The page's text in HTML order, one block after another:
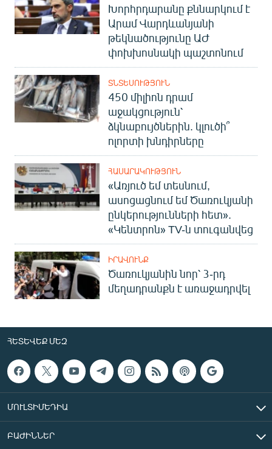
Խորհրդարանը քննարկում է
Արամ Վարդևանյանի
թեկնածությունը ԱԺ
փոխխոսնակի պաշտոնում
ՏՆՏԵՍՈՒԹՅՈՒՆ
450 միլիոն դրամ
աջակցություն՝
ձկնաբույծներին. կլուծի՞
ոլորտի խնդիրները
ՀԱՍԱՐԱԿՈՒԹՅՈՒՆ
«Առյուծ եմ տեսնում,
ասոցացնում եմ Ծառուկյանի
ընկերությունների հետ».
«Կենտրոն» TV-ն տուգանվեց
ԻՐԱՎՈՒՆՔ
Ծառուկյանին նոր՝ 3-րդ
մեղադրանքն է առաջադրվել
ՀԵՏԵՎԵՔ ՄԵԶ
ՄՈՒԼՏԻՄԵԴԻԱ
ԲԱԺԻՆՆԵՐ